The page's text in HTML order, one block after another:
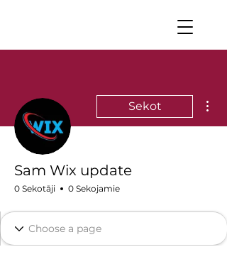
Sekot
Sam Wix update
0 Sekotāji 0 Sekojamie